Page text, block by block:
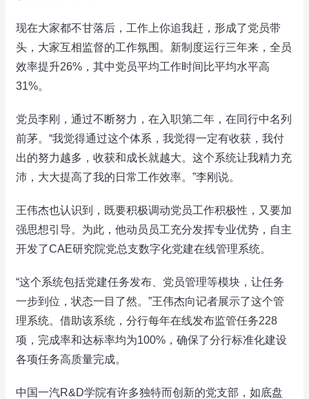
现在大家都不甘落后，工作上你追我赶，形成了党员带
头，大家互相监督的工作氛围。新制度运行三年来，全员
效率提升26%，其中党员平均工作时间比平均水平高
31%。
党员李刚，通过不断努力，在入职第二年，在同行中名列
前茅。“我觉得通过这个体系，我觉得一定有收获，我付
出的努力越多，收获和成长就越大。这个系统让我精力充
沛，大大提高了我的日常工作效率。”李刚说。
王伟杰也认识到，既要积极调动党员工作积极性，又要加
强思想引导。为此，他动员员工充分发挥专业优势，自主
开发了CAE研究院党总支数字化党建在线管理系统。
“这个系统包括党建任务发布、党员管理等模块，让任务
一步到位，状态一目了然。”王伟杰向记者展示了这个管
理系统。借助该系统，分行每年在线发布监管任务228
项，完成率和达标率均为100%，确保了分行标准化建设
各项任务高质量完成。
中国一汽R&D学院有许多独特而创新的党支部，如底盘